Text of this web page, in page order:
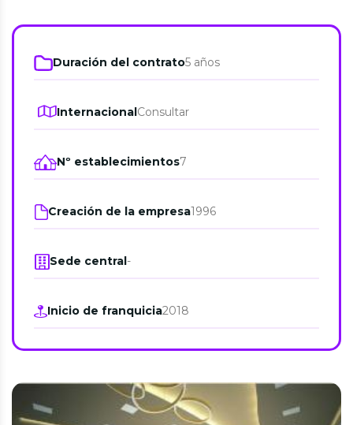
Duración del contrato5 años
InternacionalConsultar
Nº establecimientos7
Creación de la empresa1996
Sede central-
Inicio de franquicia2018